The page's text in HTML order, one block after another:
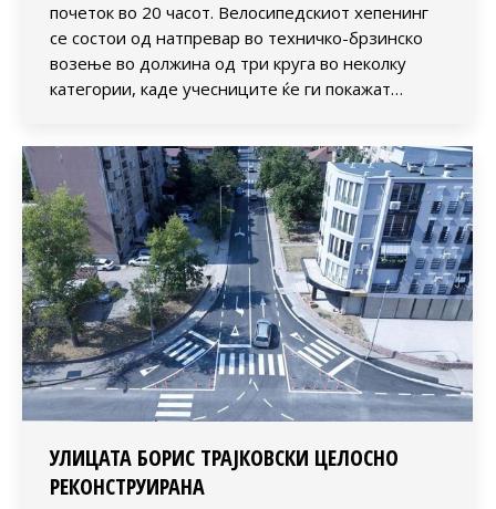
почеток во 20 часот. Велосипедскиот хепенинг
се состои од натпревар во техничко-брзинско
возење во должина од три круга во неколку
категории, каде учесниците ќе ги покажат…
УЛИЦАТА БОРИС ТРАЈКОВСКИ ЦЕЛОСНО
РЕКОНСТРУИРАНА